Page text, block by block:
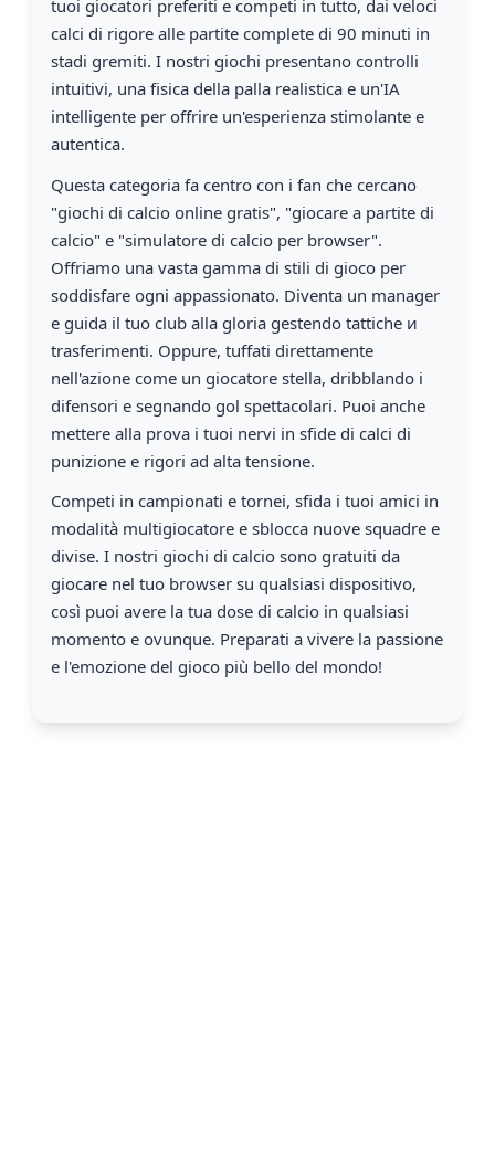
tuoi giocatori preferiti e competi in tutto, dai veloci
calci di rigore alle partite complete di 90 minuti in
stadi gremiti. I nostri giochi presentano controlli
intuitivi, una fisica della palla realistica e un'IA
intelligente per offrire un'esperienza stimolante e
autentica.
Questa categoria fa centro con i fan che cercano
"giochi di calcio online gratis", "giocare a partite di
calcio" e "simulatore di calcio per browser".
Offriamo una vasta gamma di stili di gioco per
soddisfare ogni appassionato. Diventa un manager
e guida il tuo club alla gloria gestendo tattiche и
trasferimenti. Oppure, tuffati direttamente
nell'azione come un giocatore stella, dribblando i
difensori e segnando gol spettacolari. Puoi anche
mettere alla prova i tuoi nervi in sfide di calci di
punizione e rigori ad alta tensione.
Competi in campionati e tornei, sfida i tuoi amici in
modalità multigiocatore e sblocca nuove squadre e
divise. I nostri giochi di calcio sono gratuiti da
giocare nel tuo browser su qualsiasi dispositivo,
così puoi avere la tua dose di calcio in qualsiasi
momento e ovunque. Preparati a vivere la passione
e l'emozione del gioco più bello del mondo!